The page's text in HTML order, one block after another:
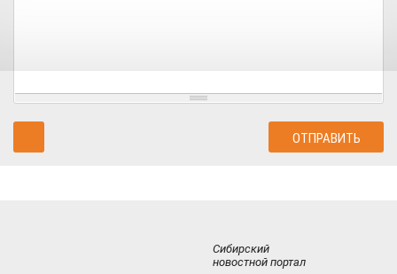
Сибирский
новостной портал